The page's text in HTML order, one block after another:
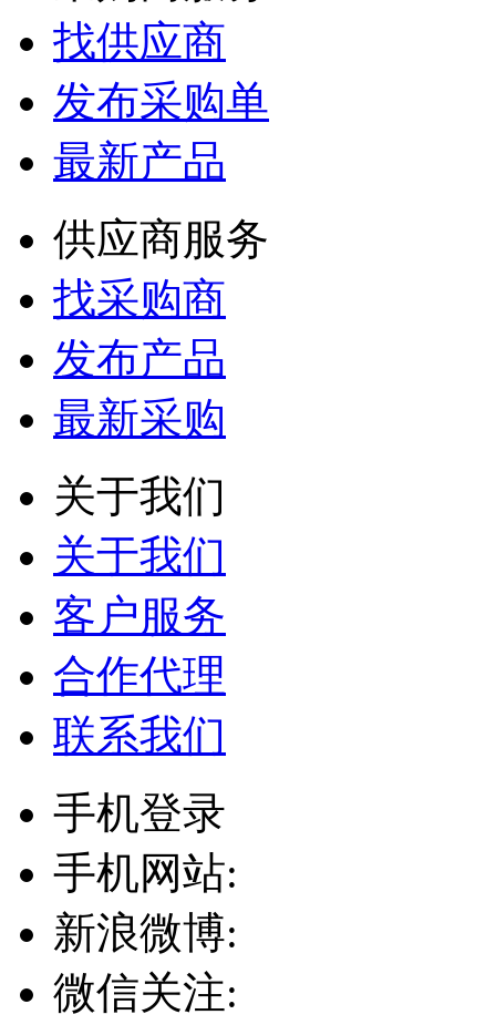
找供应商
发布采购单
最新产品
供应商服务
找采购商
发布产品
最新采购
关于我们
关于我们
客户服务
合作代理
联系我们
手机登录
手机网站:
新浪微博:
微信关注: